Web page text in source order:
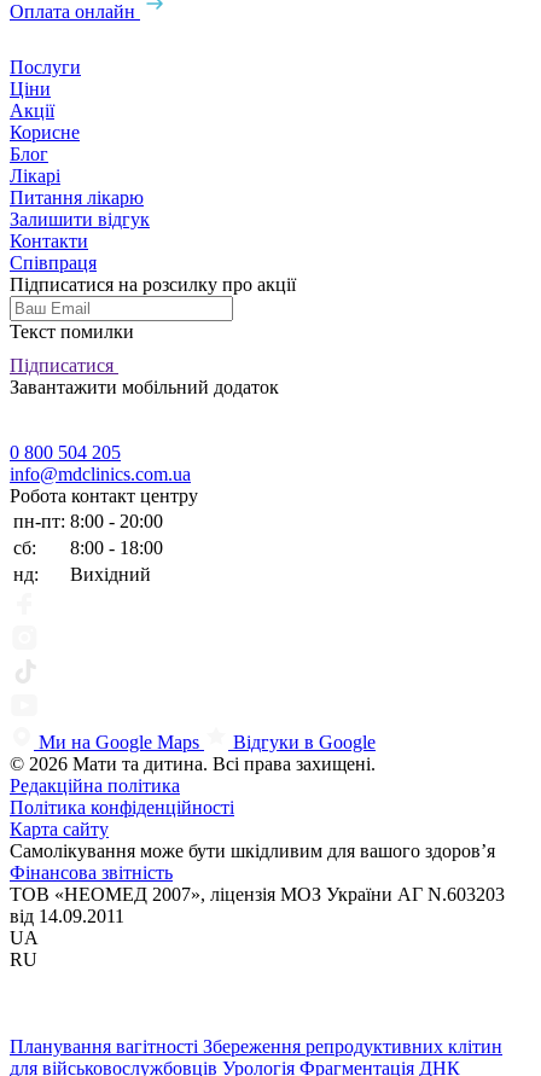
Оплата онлайн
Послуги
Ціни
Акції
Корисне
Блог
Лікарі
Питання лікарю
Залишити відгук
Контакти
Співпраця
Підписатися на розсилку про акції
Текст помилки
Підписатися
Завантажити мобільний додаток
0 800 504 205
info@mdclinics.com.ua
Робота контакт центру
пн-пт: 8:00 - 20:00
сб:
8:00 - 18:00
нд:
Вихідний
Ми на Google Maps
Відгуки в Google
© 2026 Мати та дитина. Всі права захищені.
Редакційна політика
Політика конфіденційності
Карта сайту
Самолікування може бути шкідливим для вашого здоров’я
Фінансова звітність
ТОВ «НЕОМЕД 2007», ліцензія МОЗ України АГ N.603203
від 14.09.2011
UA
RU
Планування вагітності Збереження репродуктивних клітин
для військовослужбовців Урологія Фрагментація ДНК